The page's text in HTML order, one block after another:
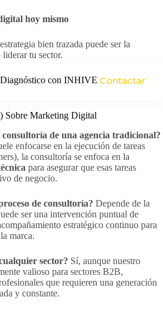
hoy mismo
bien trazada puede ser la
tu sector.
con INHIVE Contactar
Sobre Marketing Digital
de una agencia tradicional?
enfocarse en la ejecución de tareas
la consultoría se enfoca en la
para asegurar que esas tareas
de negocio.
de consultoría? Depende de la
ser una intervención puntual de
estratégico continuo para
marca.
sector? Sí, aunque nuestro
valioso para sectores B2B,
que requieren una generación
y constante.